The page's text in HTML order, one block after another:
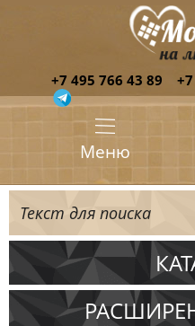
+7 495 766 43 89
Меню
Испания